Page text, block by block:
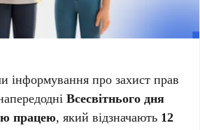
інформування про захист прав
Всесвітнього дня
працею, який відзначають 12